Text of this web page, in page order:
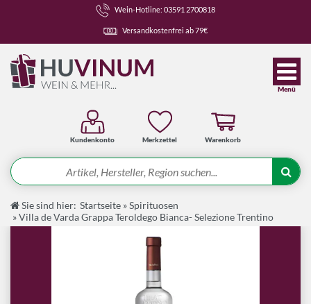
Wein-Hotline: 03591 2700818
Versandkostenfrei ab 79€
Kundenkonto Merkzettel Warenkorb
Menü
Angebote
Wein-Pakete
Spirituosen-Pakete
Weine
Spirituosen
Sie sind hier: Startseite »Spirituosen
»Villa de Varda Grappa Teroldego Bianca- Selezione Trentino